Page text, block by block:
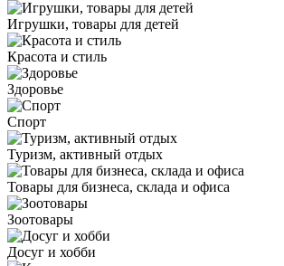
Игрушки, товары для детей
Красота и стиль
Здоровье
Спорт
Туризм, активный отдых
Товары для бизнеса, склада и офиса
Зоотовары
Досуг и хобби